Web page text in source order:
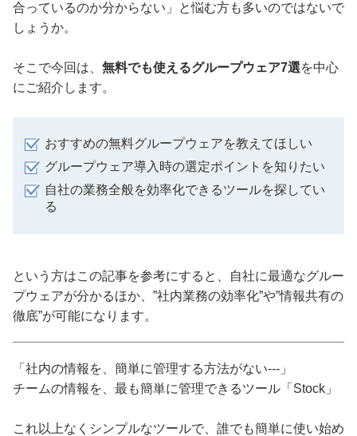
合っているのか分からない」と悩む方も多いのではないで
しょうか。
そこで今回は、 無料でも使えるグループウェア7選を中心
にご紹介します。
おすすめの無料グループウェアを教えてほしい
グループウェア導入時の選定ポイントを知りたい
自社の業務全般を効率化できるツールを探してい
る
という方はこの記事を参考にすると、自社に最適なグルー
プウェアが分かるほか、”社内業務の効率化”や”情報共有の
徹底”が可能になります。
「社内の情報を、簡単に管理する方法がない---」
チームの情報を、最も簡単に管理できるツール「Stock」
これ以上なくシンプルなツールで、誰でも簡単に使い始め